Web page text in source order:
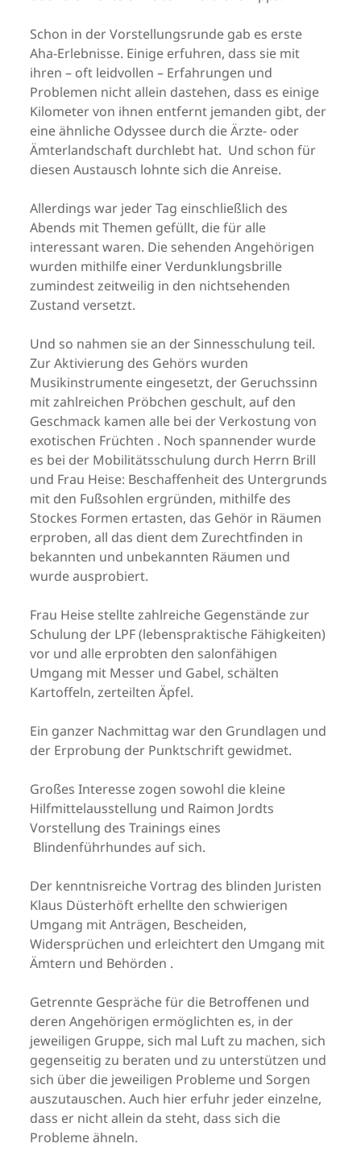
Schon in der Vorstellungsrunde gab es erste
Aha-Erlebnisse. Einige erfuhren, dass sie mit
ihren – oft leidvollen – Erfahrungen und
Problemen nicht allein dastehen, dass es einige
Kilometer von ihnen entfernt jemanden gibt, der
eine ähnliche Odyssee durch die Ärzte- oder
Ämterlandschaft durchlebt hat. Und schon für
diesen Austausch lohnte sich die Anreise.
Allerdings war jeder Tag einschließlich des
Abends mit Themen gefüllt, die für alle
interessant waren. Die sehenden Angehörigen
wurden mithilfe einer Verdunklungsbrille
zumindest zeitweilig in den nichtsehenden
Zustand versetzt.
Und so nahmen sie an der Sinnesschulung teil.
Zur Aktivierung des Gehörs wurden
Musikinstrumente eingesetzt, der Geruchssinn
mit zahlreichen Pröbchen geschult, auf den
Geschmack kamen alle bei der Verkostung von
exotischen Früchten . Noch spannender wurde
es bei der Mobilitätsschulung durch Herrn Brill
und Frau Heise: Beschaffenheit des Untergrunds
mit den Fußsohlen ergründen, mithilfe des
Stockes Formen ertasten, das Gehör in Räumen
erproben, all das dient dem Zurechtfinden in
bekannten und unbekannten Räumen und
wurde ausprobiert.
Frau Heise stellte zahlreiche Gegenstände zur
Schulung der LPF (lebenspraktische Fähigkeiten)
vor und alle erprobten den salonfähigen
Umgang mit Messer und Gabel, schälten
Kartoffeln, zerteilten Äpfel.
Ein ganzer Nachmittag war den Grundlagen und
der Erprobung der Punktschrift gewidmet.
Großes Interesse zogen sowohl die kleine
Hilfmittelausstellung und Raimon Jordts
Vorstellung des Trainings eines
Blindenführhundes auf sich.
Der kenntnisreiche Vortrag des blinden Juristen
Klaus Düsterhöft erhellte den schwierigen
Umgang mit Anträgen, Bescheiden,
Widersprüchen und erleichtert den Umgang mit
Ämtern und Behörden .
Getrennte Gespräche für die Betroffenen und
deren Angehörigen ermöglichten es, in der
jeweiligen Gruppe, sich mal Luft zu machen, sich
gegenseitig zu beraten und zu unterstützen und
sich über die jeweiligen Probleme und Sorgen
auszutauschen. Auch hier erfuhr jeder einzelne,
dass er nicht allein da steht, dass sich die
Probleme ähneln.